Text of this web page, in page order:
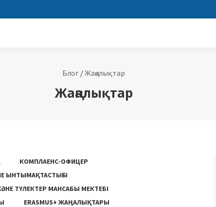
Блог/Жаңалықтар
Жаңалықтар
КОМПЛАЕНС-ОФИЦЕР
ЫНТЫМАҚТАСТЫҒЫ
ТҮЛЕКТЕР МАНСАБЫ МЕКТЕБІ
ERASMUS+ ЖАҢАЛЫҚТАРЫ